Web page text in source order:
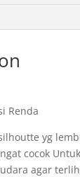
Renda
yg
cocok Untuk
agar